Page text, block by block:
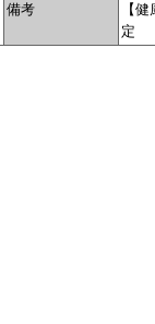
備考
【
定